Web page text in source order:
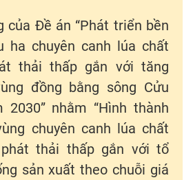
của Ðề án “Phát triển bền
ha chuyên canh lúa chất
thải thấp gắn với tăng
đồng bằng sông Cửu
2030” nhằm “Hình thành
chuyên canh lúa chất
thải thấp gắn với tổ
sản xuất theo chuỗi giá